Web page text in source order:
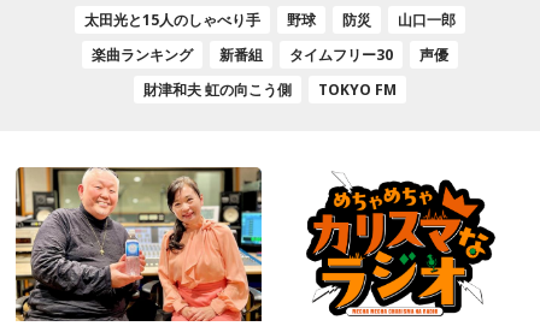
太田光と15人のしゃべり手
野球 防災
山口一郎
楽曲ランキング
新番組 タイムフリー30
声優
財津和夫 虹の向こう側
TOKYO FM